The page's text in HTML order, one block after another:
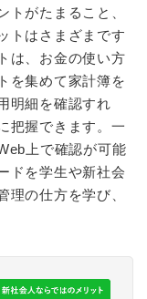
トがたまること、
トはさまざまです
は、お金の使い方
を集めて家計簿を
明細を確認すれ
把握できます。一
上で確認が可能
ドを学生や新社会
理の仕方を学び、